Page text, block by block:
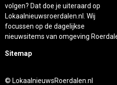
volgen? Dat doe je uiteraard op
Lokaalnieuwsroerdalen.nl. Wij
focussen op de dagelijkse
nieuwsitems van omgeving
Sitemap
© LokaalnieuwsRoerdalen.nl